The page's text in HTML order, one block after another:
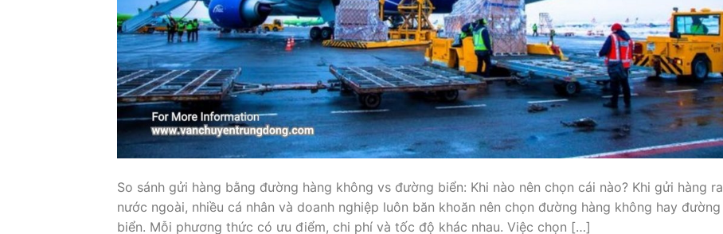
So sánh gửi hàng bằng đường hàng không vs đường biển: Khi nào nên chọn cái nào? Khi gửi hàng ra
nước ngoài, nhiều cá nhân và doanh nghiệp luôn băn khoăn nên chọn đường hàng không hay đường
biển. Mỗi phương thức có ưu điểm, chi phí và tốc độ khác nhau. Việc chọn […]